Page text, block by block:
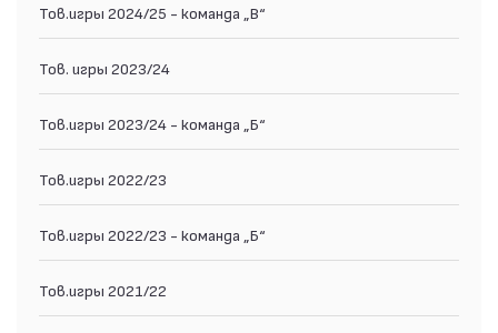
Тов.игры 2024/25 - команда „В“
Тов. игры 2023/24
Тов.игры 2023/24 - команда „Б“
Тов.игры 2022/23
Тов.игры 2022/23 - команда „Б“
Тов.игры 2021/22